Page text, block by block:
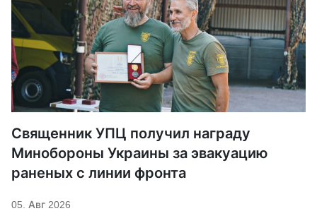
Священник УПЦ получил награду
Минобороны Украины за эвакуацию
раненых с линии фронта
05. Авг 2026